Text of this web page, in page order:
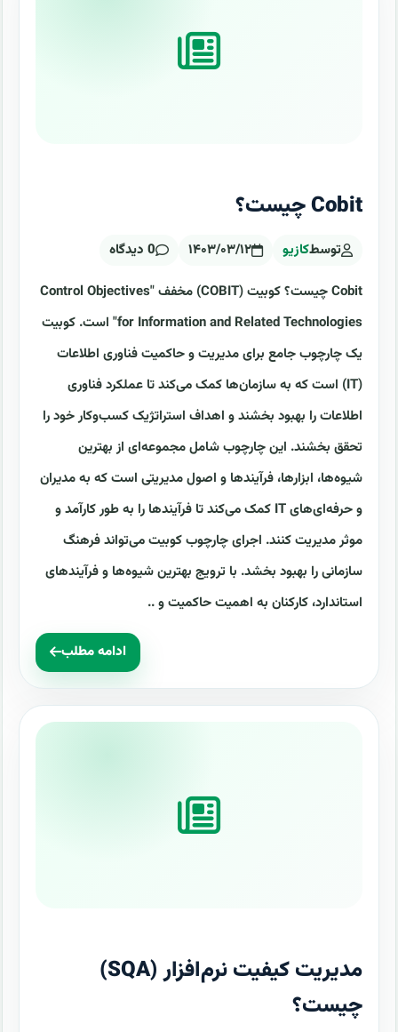
Cobit چیست؟
توسطکازیو ۱۴۰۳/۰۳/۱۲ 0 دیدگاه
Cobit چیست؟ کوبیت (COBIT) مخفف "Control Objectives
for Information and Related Technologies" است. کوبیت
یک چارچوب جامع برای مدیریت و حاکمیت فناوری اطلاعات
(IT) است که به سازمان‌ها کمک می‌کند تا عملکرد فناوری
اطلاعات را بهبود بخشند و اهداف استراتژیک کسب‌وکار خود را
تحقق بخشند. این چارچوب شامل مجموعه‌ای از بهترین
شیوه‌ها، ابزارها، فرآیندها و اصول مدیریتی است که به مدیران
و حرفه‌ای‌های IT کمک می‌کند تا فرآیندها را به طور کارآمد و
موثر مدیریت کنند. اجرای چارچوب کوبیت می‌تواند فرهنگ
سازمانی را بهبود بخشد. با ترویج بهترین شیوه‌ها و فرآیندهای
استاندارد، کارکنان به اهمیت حاکمیت و ..
ادامه مطلب
مدیریت کیفیت نرم‌افزار (SQA)
چیست؟